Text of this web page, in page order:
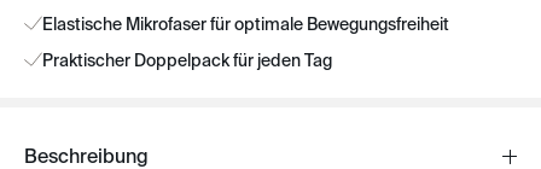
Elastische Mikrofaser für optimale Bewegungsfreiheit
Praktischer Doppelpack für jeden Tag
Beschreibung